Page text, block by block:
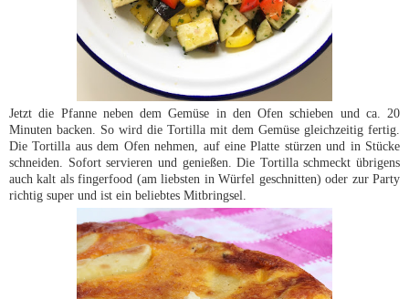
Jetzt die Pfanne neben dem Gemüse in den Ofen schieben und ca. 20
Minuten backen. So wird die Tortilla mit dem Gemüse gleichzeitig fertig.
Die Tortilla aus dem Ofen nehmen, auf eine Platte stürzen und in Stücke
schneiden. Sofort servieren und genießen. Die Tortilla schmeckt übrigens
auch kalt als fingerfood (am liebsten in Würfel geschnitten) oder zur Party
richtig super und ist ein beliebtes Mitbringsel.